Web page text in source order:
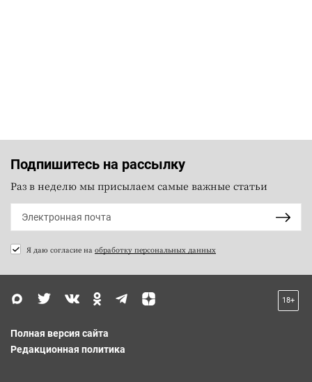
Подпишитесь на рассылку
Раз в неделю мы присылаем самые важные статьи
Я даю согласие на обработку персональных данных
18+
Полная версия сайта
Редакционная политика